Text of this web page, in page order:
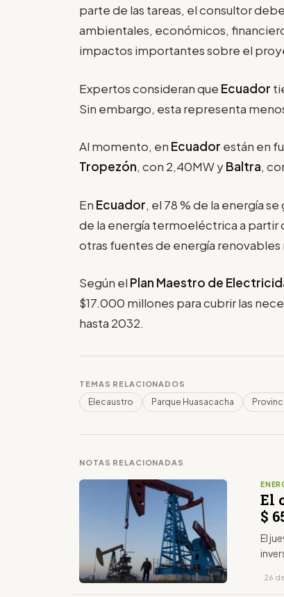
parte de las tareas, el consultor
ambientales, económicos,
impactos importantes sobre el
Expertos consideran que Ecuador
Sin embargo, esta representa
Al momento, en Ecuador están en
Tropezón, con 2,40MW yBaltra,
En Ecuador, el 78 % de la energía
de la energía termoeléctrica a partir
otras fuentes de energía renovables
Según el Plan Maestro de
$17.000 millones para cubrir las
hasta 2032.
TEMAS RELACIONADOS
Elecaustro Parque Huasacacha
NOTAS RELACIONADAS
El
$
El
· 26